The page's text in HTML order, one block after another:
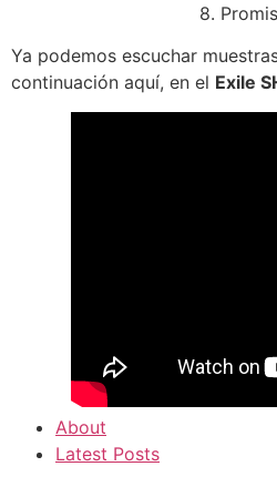
8.
Ya podemos escuchar
continuación aquí, en el Exile
About
Latest Posts